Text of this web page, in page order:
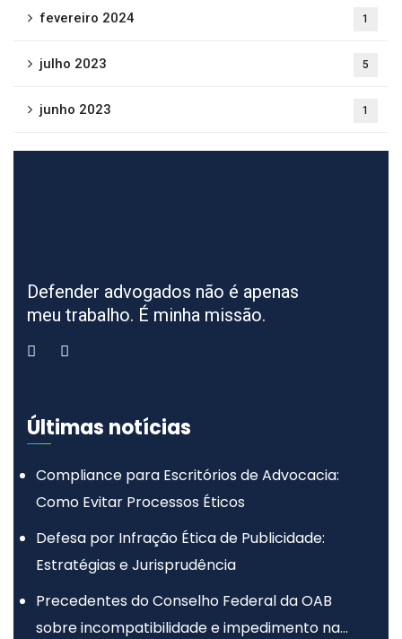
fevereiro 2024 1
julho 2023 5
junho 2023 1
Defender advogados não é apenas
meu trabalho. É minha missão.
Últimas notícias
Compliance para Escritórios de Advocacia:
Como Evitar Processos Éticos
Defesa por Infração Ética de Publicidade:
Estratégias e Jurisprudência
Precedentes do Conselho Federal da OAB
sobre incompatibilidade e impedimento na